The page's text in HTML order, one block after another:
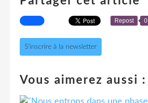
Repost 0
S'inscrire à la newsletter
Vous aimerez aussi :